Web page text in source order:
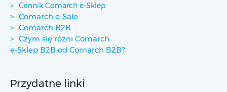
Cennik Comarch e-Sklep
Comarch e-Sale
Comarch B2B
Czym się różni Comarch
e-Sklep B2B od Comarch B2B?
Przydatne linki